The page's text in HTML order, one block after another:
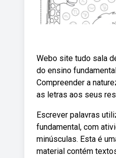
Webo site tudo sala
do ensino
Compreender a
as letras aos seus
Escrever palavras
fundamental, com
minúsculas. Esta é
material contém